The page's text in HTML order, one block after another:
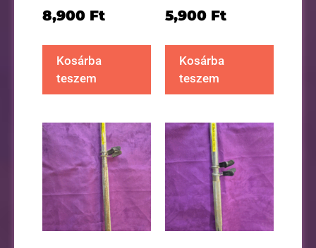
8,900 Ft
Kosárba
teszem
5,900 Ft
Kosárba
teszem